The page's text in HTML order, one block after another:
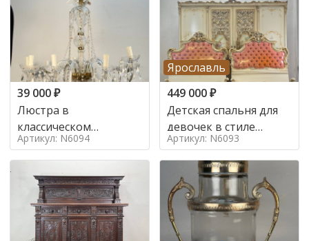
39 000₽
Люстра в
классическом
итальянском стиле на
10 ламп. в стиле
Артикул: N6094
Ярославль
449 000₽
Детская спальня для
девочек в стиле
итальянского барокко
в стиле
Артикул: N6093